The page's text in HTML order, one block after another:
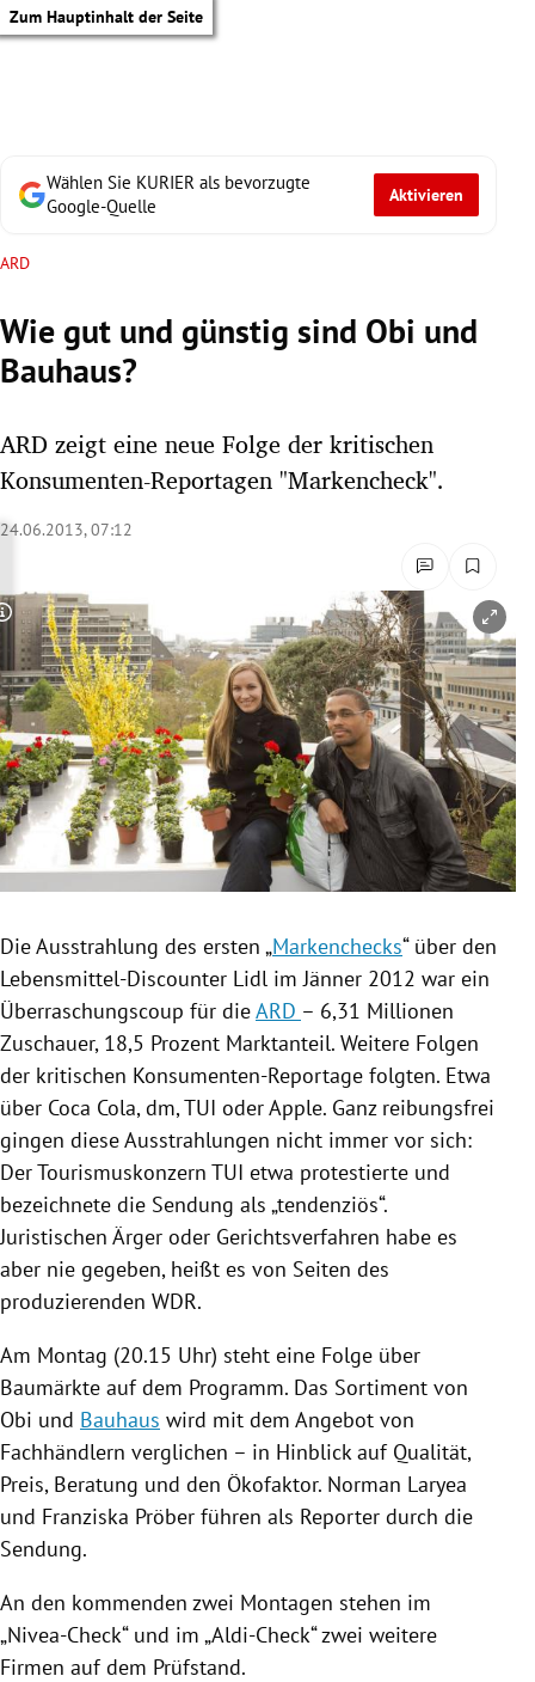
Zum Hauptinhalt der Seite
Untermenü
Untermenü
Untermenü
Untermenü
Untermenü
Untermenü
Untermenü
Wählen Sie KURIER als bevorzugte
Google-Quelle
Aktivieren
ARD
Wie gut und günstig sind Obi und
Bauhaus?
ARD zeigt eine neue Folge der kritischen
Konsumenten-Reportagen "Markencheck".
24.06.2013, 07:12
Copyright-Hinweis öffnen/schließen
DieAusstrahlung des ersten „Markenchecks“ über den
Lebensmittel-Discounter Lidl im Jänner 2012 war ein
Überraschungscoup für dieARD – 6,31 Millionen
Zuschauer, 18,5 Prozent Marktanteil. Weitere Folgen
der kritischen Konsumenten-Reportage folgten. Etwa
über Coca Cola,dm,TUI oderApple. Ganz reibungsfrei
gingen dieseAusstrahlungen nicht immer vor sich:
Der Tourismuskonzern TUI etwa protestierte und
bezeichnete die Sendung als „tendenziös“.
Juristischen Ärger oder Gerichtsverfahren habe es
aber nie gegeben, heißt es von Seiten des
produzierenden WDR.
Am Montag (20.15 Uhr) steht eine Folge über
Baumärkte auf dem Programm. Das Sortiment von
Obi und Bauhaus wird mit dem Angebot von
Fachhändlern verglichen – in Hinblick auf Qualität,
Preis, Beratung und den Ökofaktor. Norman Laryea
und Franziska Pröber führen als Reporter durch die
Sendung.
An den kommenden zwei Montagen stehen im
„Nivea-Check“ und im „Aldi-Check“ zwei weitere
Firmen auf dem Prüfstand.